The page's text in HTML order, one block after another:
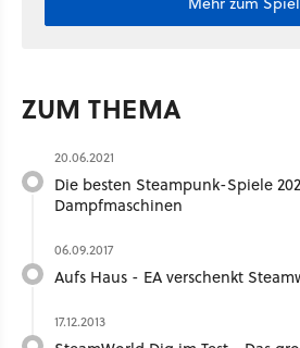
ZUM THEMA
20.06.2021
Die besten Steampunk-Spiele
Dampfmaschinen
06.09.2017
Aufs Haus - EA verschenkt
17.12.2013